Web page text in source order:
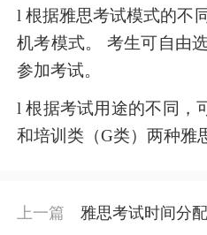
l 根据雅思考试模式的不
机考模式。 考生可自由
参加考试。
l 根据考试用途的不同，
和培训类（G类）两种雅
上一篇 雅思考试时间分配